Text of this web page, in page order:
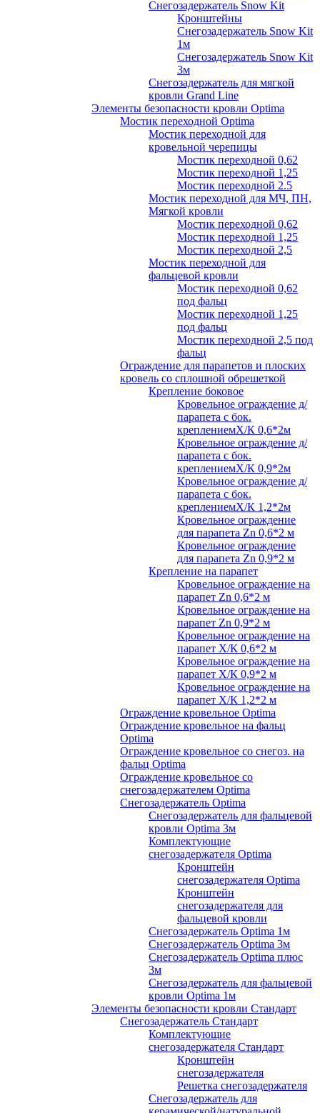
Снегозадержатель Snow Kit
Кронштейны
Снегозадержатель Snow Kit
1м
Снегозадержатель Snow Kit
3м
Снегозадержатель для мягкой
кровли Grand Line
Элементы безопасности кровли Optima
Мостик переходной Optima
Мостик переходной для
кровельной черепицы
Мостик переходной 0,62
Мостик переходной 1,25
Мостик переходной 2.5
Мостик переходной для МЧ, ПН,
Мягкой кровли
Мостик переходной 0,62
Мостик переходной 1,25
Мостик переходной 2,5
Мостик переходной для
фальцевой кровли
Мостик переходной 0,62
под фальц
Мостик переходной 1,25
под фальц
Мостик переходной 2,5 под
фальц
Ограждение для парапетов и плоских
кровель со сплошной обрешеткой
Крепление боковое
Кровельное ограждение д/
парапета с бок.
креплениемХ/К 0,6*2м
Кровельное ограждение д/
парапета с бок.
креплениемХ/К 0,9*2м
Кровельное ограждение д/
парапета с бок.
креплениемХ/К 1,2*2м
Кровельное ограждение
для парапета Zn 0,6*2 м
Кровельное ограждение
для парапета Zn 0,9*2 м
Крепление на парапет
Кровельное ограждение на
парапет Zn 0,6*2 м
Кровельное ограждение на
парапет Zn 0,9*2 м
Кровельное ограждение на
парапет Х/К 0,6*2 м
Кровельное ограждение на
парапет Х/К 0,9*2 м
Кровельное ограждение на
парапет Х/К 1,2*2 м
Ограждение кровельное Optima
Ограждение кровельное на фальц
Optima
Ограждение кровельное со снегоз. на
фальц Optima
Ограждение кровельное со
снегозадержателем Optima
Снегозадержатель Optima
Снегозадержатель для фальцевой
кровли Optima 3м
Комплектующие
снегозадержателя Optima
Кронштейн
снегозадержателя Optima
Кронштейн
снегозадержателя для
фальцевой кровли
Снегозадержатель Optima 1м
Снегозадержатель Optima 3м
Снегозадержатель Optima плюс
3м
Снегозадержатель для фальцевой
кровли Optima 1м
Элементы безопасности кровли Стандарт
Снегозадержатель Стандарт
Комплектующие
снегозадержателя Стандарт
Кронштейн
снегозадержателя
Решетка снегозадержателя
Снегозадержатель для